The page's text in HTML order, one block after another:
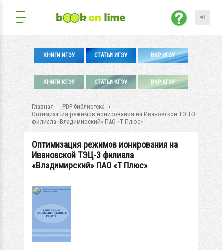
КНИГИ ИГЭУ СТАТЬИ ИГЭУ ВКР ИГЭУ
КНИГИ КГЭУ СТАТЬИ КГЭУ ВКР КГЭУ
Главная
PDF-библиотека
Оптимизация режимов ионирования на Ивановской ТЭЦ-3
филиала «Владимирский» ПАО «Т Плюс»
Оптимизация режимов ионирования на
Ивановской ТЭЦ-3 филиала
«Владимирский» ПАО «Т Плюс»